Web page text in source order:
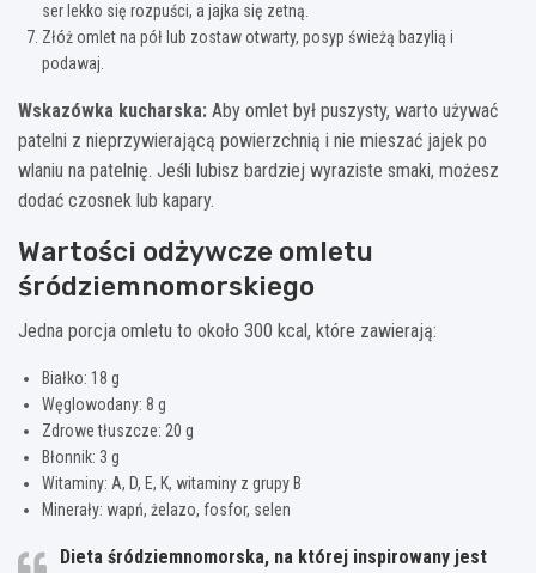
ser lekko się rozpuści, a jajka się zetną.
Złóż omlet na pół lub zostaw otwarty, posyp świeżą bazylią i
podawaj.
Wskazówka kucharska: Aby omlet był puszysty, warto używać
patelni z nieprzywierającą powierzchnią i nie mieszać jajek po
wlaniu na patelnię. Jeśli lubisz bardziej wyraziste smaki, możesz
dodać czosnek lub kapary.
Wartości odżywcze omletu
śródziemnomorskiego
Jedna porcja omletu to około 300 kcal, które zawierają:
Białko: 18 g
Węglowodany: 8 g
Zdrowe tłuszcze: 20 g
Błonnik: 3 g
Witaminy: A, D, E, K, witaminy z grupy B
Minerały: wapń, żelazo, fosfor, selen
Dieta śródziemnomorska, na której inspirowany jest